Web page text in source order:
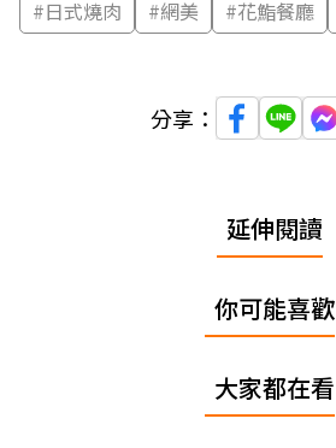
#日式燒肉 #網美 #花鮨餐廳
分享：
延伸閱讀
你可能喜歡
大家都在看